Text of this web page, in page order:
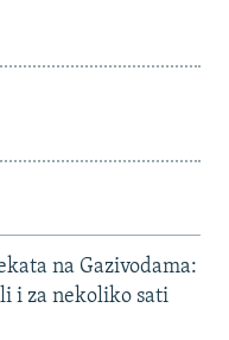
na Gazivodama:
i za nekoliko sati